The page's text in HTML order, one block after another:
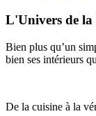
L'Univers de la
Bien plus qu’un
bien ses intérieurs
De la cuisine à la